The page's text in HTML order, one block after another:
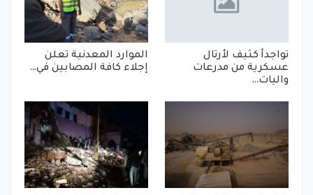
تواجدأ كثيف لأرتال
عسكرية من مدرعات
واليات…
الموارد المعدنية تعلن
إجلاء كافة المصابين في…